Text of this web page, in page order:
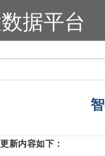
据平台
新内容如下：